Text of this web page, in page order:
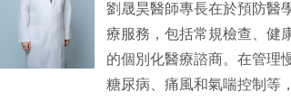
劉晟昊醫師專長在於預防醫
療服務，包括常規檢查、健
的個別化醫療諮商。在管理
糖尿病、痛風和氣喘控制等